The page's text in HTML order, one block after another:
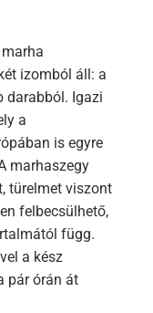
izomból áll: a
darabból. Igazi
a
is egyre
marhaszegy
türelmet viszont
felbecsülhető,
függ.
a kész
pár órán át